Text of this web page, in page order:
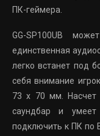
ПК-геймера.
GG-SP100UB может
единственная
легко встанет под
себя внимание
73 х 70 мм. Насчет
саундбар и
подключить к ПК по